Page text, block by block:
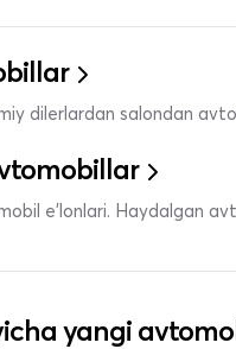
dilerlardan salondan
e’lonlari. Haydalgan
yangi